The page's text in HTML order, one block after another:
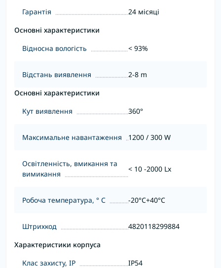
Гарантія
24 місяці
Основні характеристики
Відносна вологість
< 93%
Відстань виявлення
2-8 m
Основні характеристики
Кут виявлення
360°
Максимальне навантаження 1200 / 300 W
Освітленність, вмикання та
вимикання
< 10 -2000 Lx
Робоча температура, ° С -20°C+40°C
Штрихкод
4820118299884
Характеристики корпуса
Клас захисту, IP
IP54